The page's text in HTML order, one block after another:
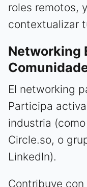
roles remotos,
contextualizar
Networking
El networking
Participa
industria
Circle.so, o
LinkedIn).
Contribuye